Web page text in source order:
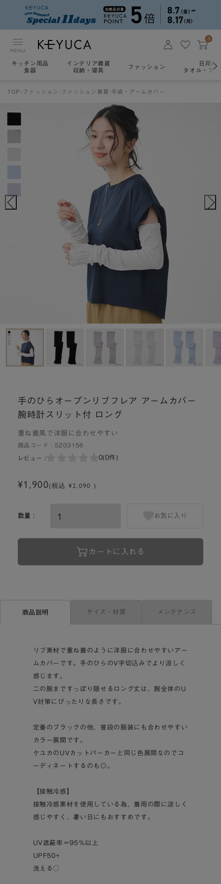
MENU
0
キッチン用品
食器
インテリア雑貨
収納・寝具
ファッション
日用雑
タオル・ア
TOP ファッション ファッション雑貨 手袋・アームカバー
手のひらオープンリブフレア アームカバー
腕時計スリット付 ロング
重ね着風で洋服に合わせやすい
商品コード： 5203156
レビュー : 0(0件)
¥1,900(税込 ¥2,090 )
数量 :
カートに入れる
お気に入り
商品説明 サイズ・材質 メンテナンス
リブ素材で重ね着のように洋服に合わせやすいアー
ムカバーです。手のひらのV字切込みでより涼しく
感じます。
二の腕まですっぽり隠せるロング丈は、腕全体のU
V対策にぴったりな長さです。
定番のブラックの他、普段の服装にも合わせやすい
カラー展開です。
ケユカのUVカットパーカーと同じ色展開なのでコ
ーディネートするのも◎。
【接触冷感】
接触冷感素材を使用している為、着用の際に涼しく
感じやすく、暑い日にもおすすめです。
UV遮蔽率＝95％以上
UPF50+
洗える○